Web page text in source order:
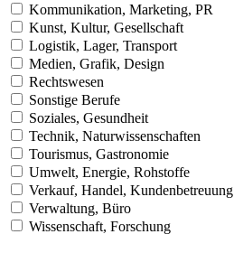
Kommunikation, Marketing, PR
Kunst, Kultur, Gesellschaft
Logistik, Lager, Transport
Medien, Grafik, Design
Rechtswesen
Sonstige Berufe
Soziales, Gesundheit
Technik, Naturwissenschaften
Tourismus, Gastronomie
Umwelt, Energie, Rohstoffe
Verkauf, Handel, Kundenbetreuung
Verwaltung, Büro
Wissenschaft, Forschung